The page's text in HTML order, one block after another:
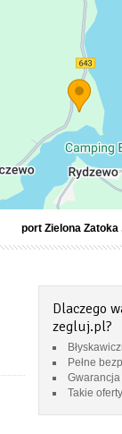
port Zielona Zatoka
Dlaczego
zegluj.pl?
Pełne
Takie